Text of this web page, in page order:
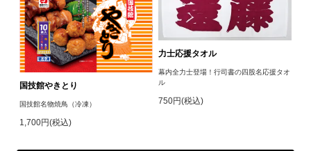
国技館やきとり
国技館名物焼鳥（冷凍）
1,700円(税込)
力士応援タオル
幕内全力士登場！行司書の四股名応援タオ
ル
750円(税込)